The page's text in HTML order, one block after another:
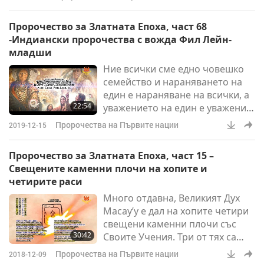
помагаме на потиснатите, да
милосърдие. Вече не е време за
пророчество. Време е за
Затова сме тук. Ние
изпълняваме пророчествата.
Пророчество за Златната Епоха, част 68
-Индиански пророчества с вожда Фил Лейн-
младши
22:54
Ние всички сме едно човешко
семейство и нараняването на
един е нараняване на всички, а
уважението на един е уважение
на всички. И това е основното
послание, за което смятам, че
реалността. Защото докато
вършим това, ние сме
едно! Ние се пробуждаме за
тази духовна реалност така
както говорим, навсякъде,
всички наведнъж, за Майката
Земя.
2019-12-15 Пророчества на Първите нации
Пророчество за Златната Епоха, част 15 –
Свещените каменни плочи на хопите и
четирите раси
30:42
Много отдавна, Великият Дух
Масау’у е дал на хопите четири
свещени каменни плочи със
Своите Учения. Три от тях са
били дадени на хопския Клан на
2018-12-09 Пророчества на Първите нации